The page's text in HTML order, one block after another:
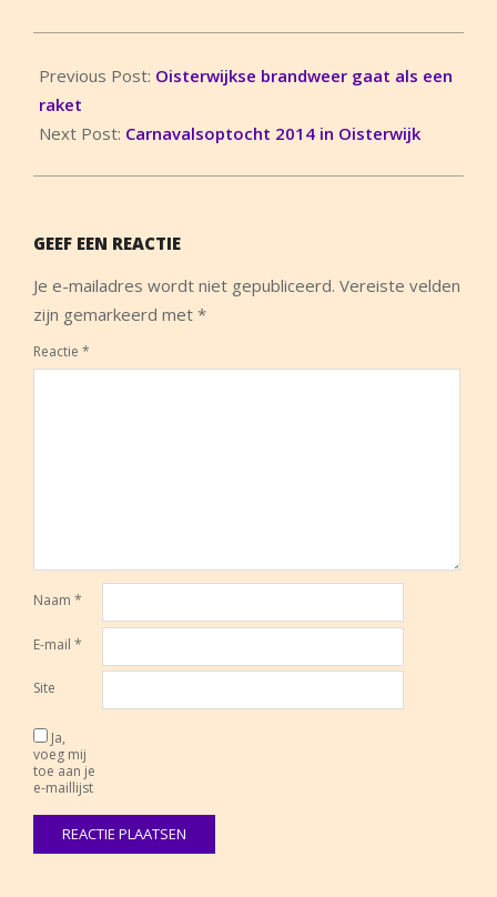
02-
26
Previous Post: Oisterwijkse brandweer gaat als een
raket
Next Post: Carnavalsoptocht 2014 in Oisterwijk
GEEF EEN REACTIE
Je e-mailadres wordt niet gepubliceerd. Vereiste velden
zijn gemarkeerd met *
Reactie *
Naam *
E-mail *
Site
Ja,
voeg mij
toe aan je
e-maillijst